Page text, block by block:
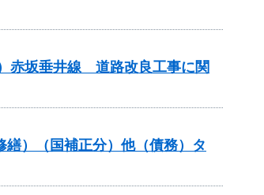
赤坂垂井線 道路改良工事に関
繕）（国補正分）他（債務）タ